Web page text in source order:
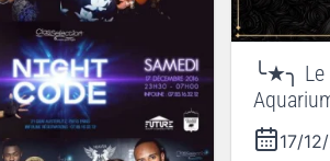
╰★╮ Le
17/12/
17/